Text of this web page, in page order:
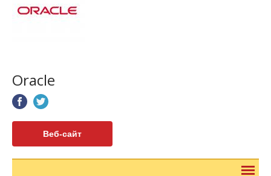
Oracle
Веб-сайт